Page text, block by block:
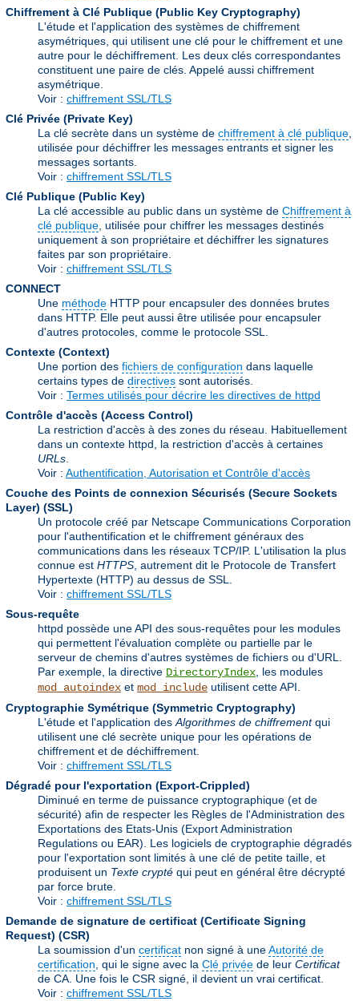
Chiffrement à Clé Publique (Public Key Cryptography)
L'étude et l'application des systèmes de chiffrement
asymétriques, qui utilisent une clé pour le chiffrement et une
autre pour le déchiffrement. Les deux clés correspondantes
constituent une paire de clés. Appelé aussi chiffrement
asymétrique.
Voir : chiffrement SSL/TLS
Clé Privée (Private Key)
La clé secrète dans un système de chiffrement à clé publique
utilisée pour déchiffrer les messages entrants et signer les
messages sortants.
Voir : chiffrement SSL/TLS
Clé Publique (Public Key)
La clé accessible au public dans un système de Chiffrement à
clé publique , utilisée pour chiffrer les messages destinés
uniquement à son propriétaire et déchiffrer les signatures
faites par son propriétaire.
Voir : chiffrement SSL/TLS
CONNECT
Une méthode HTTP pour encapsuler des données brutes
dans HTTP. Elle peut aussi être utilisée pour encapsuler
d'autres protocoles, comme le protocole SSL.
Contexte (Context)
Une portion des fichiers de configuration dans laquelle
certains types de directives sont autorisés.
Voir : Termes utilisés pour décrire les directives de httpd
Contrôle d'accès (Access Control)
La restriction d'accès à des zones du réseau. Habituellement
dans un contexte httpd, la restriction d'accès à certaines
URLs
Voir : Authentification, Autorisation et Contrôle d'accès
Couche des Points de connexion Sécurisés (Secure Sockets
Layer) (SSL)
Un protocole créé par Netscape Communications Corporation
pour l'authentification et le chiffrement généraux des
communications dans les réseaux TCP/IP. L'utilisation la plus
connue est HTTPS , autrement dit le Protocole de Transfert
Hypertexte (HTTP) au dessus de SSL.
Voir : chiffrement SSL/TLS
Sous-requête
httpd possède une API des sous-requêtes pour les modules
qui permettent l'évaluation complète ou partielle par le
serveur de chemins d'autres systèmes de fichiers ou d'URL.
Par exemple, la directive DirectoryIndex , les modules
mod_autoindex et mod_include utilisent cette API.
Cryptographie Symétrique (Symmetric Cryptography)
L'étude et l'application des Algorithmes de chiffrementqui
utilisent une clé secrète unique pour les opérations de
chiffrement et de déchiffrement.
Voir : chiffrement SSL/TLS
Dégradé pour l'exportation (Export-Crippled)
Diminué en terme de puissance cryptographique (et de
sécurité) afin de respecter les Règles de l'Administration des
Exportations des Etats-Unis (Export Administration
Regulations ou EAR). Les logiciels de cryptographie dégradés
pour l'exportation sont limités à une clé de petite taille, et
produisent un Texte crypté qui peut en général être décrypté
par force brute.
Voir : chiffrement SSL/TLS
Demande de signature de certificat (Certificate Signing
Request) (CSR)
La soumission d'un certificat non signé à uneAutorité de
certification , qui le signe avec la Clé privée de leur Certificat
de CA. Une fois le CSR signé, il devient un vrai certificat.
Voir : chiffrement SSL/TLS